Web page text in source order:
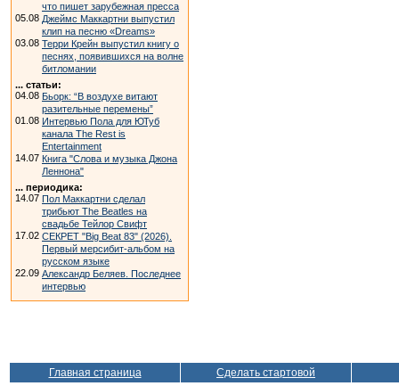
что пишет зарубежная пресса
05.08 Джеймс Маккартни выпустил
клип на песню «Dreams»
03.08 Терри Крейн выпустил книгу о
песнях, появившихся на волне
битломании
... статьи:
04.08 Бьорк: “В воздухе витают
разительные перемены”
01.08 Интервью Пола для ЮТуб
канала The Rest is
Entertainment
14.07 Книга "Слова и музыка Джона
Леннона"
... периодика:
14.07 Пол Маккартни сделал
трибьют The Beatles на
свадьбе Тейлор Свифт
17.02 СЕКРЕТ "Big Beat 83" (2026).
Первый мерсибит-альбом на
русском языке
22.09 Александр Беляев. Последнее
интервью
Главная страница Сделать стартовой